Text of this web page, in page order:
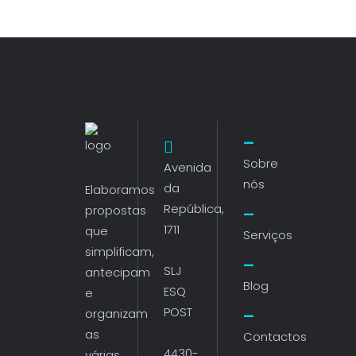
Elaboramos
propostas
que
simplificam,
antecipam
e
organizam
as
Avenida
da
República,
1711
SLJ
ESQ
POST
Sobre
nós
Serviços
Blog
Contactos